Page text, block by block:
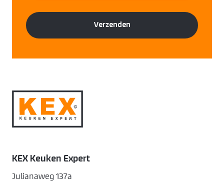
KEX Keuken Expert
Julianaweg 137a